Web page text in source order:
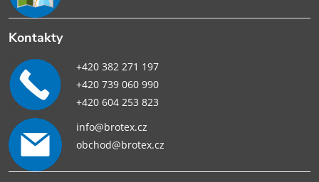
Kontakty
+420 382 271 197
+420 739 060 990
+420 604 253 823
info@brotex.cz
obchod@brotex.cz